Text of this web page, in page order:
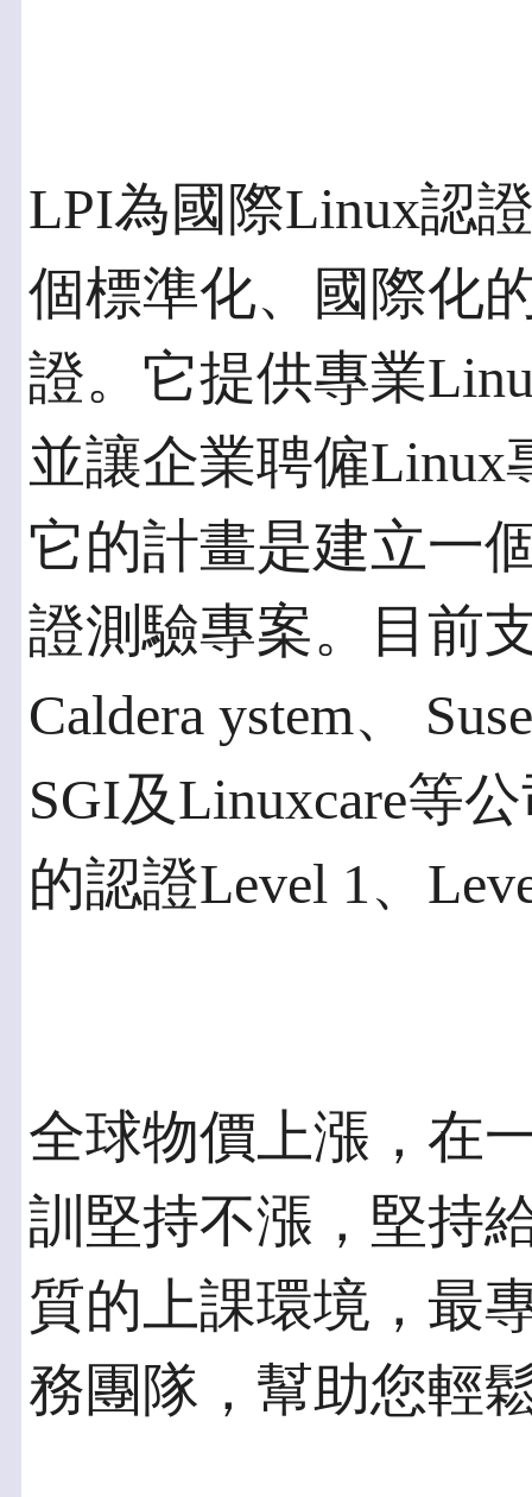
LPI為國際Linux認
個標準化、國際化
證。它提供專業
並讓企業聘僱Linux
它的計畫是建立一
證測驗專案。目前
Caldera ystem、
SGI及Linuxcare等
的認證Level 1、
全球物價上漲，在
訓堅持不漲，堅持
質的上課環境，最
務團隊，幫助您輕